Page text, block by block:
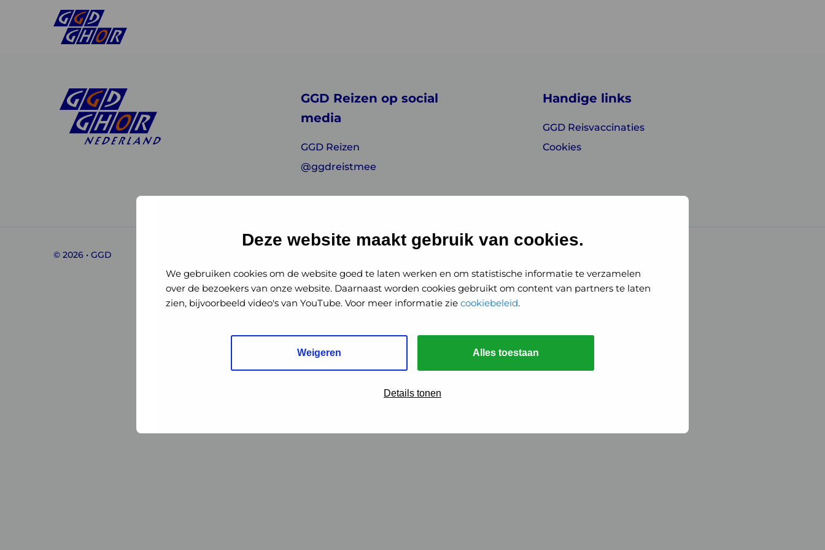
Deze website maakt gebruik van cookies.
We gebruiken cookies om de website goed te laten werken en om statistische informatie te verzamelen
over de bezoekers van onze website. Daarnaast worden cookies gebruikt om content van partners te laten
zien, bijvoorbeeld video's van YouTube. Voor meer informatie zie cookiebeleid.
Weigeren Alles toestaan
Details tonen
GHORGHOR
Nederland
GGD Reizen op social
media
GGD Reizen
@ggdreistmee
Handige links
GGD Reisvaccinaties
Cookies
© 2026 • GGD